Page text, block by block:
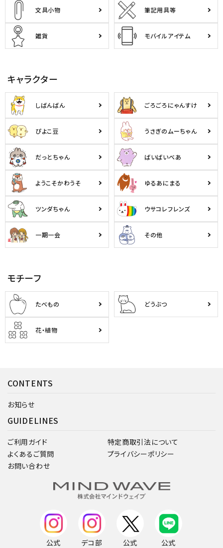
文具小物 筆記用具等
雑貨 モバイルアイテム
キャラクター
しばんばん ごろごろにゃんすけ
ぴよこ豆 うさぎのムーちゃん
だっとちゃん ばいばいべあ
ようこそかわうそ ゆるあにまる
ツンダちゃん ウサコレフレンズ
一期一会 その他
モチーフ
たべもの どうぶつ
花・植物
CONTENTS
お知らせ
GUIDELINES
ご利用ガイド
よくあるご質問
お問い合わせ
特定商取引法について
プライバシーポリシー
公式 デコ部 公式 公式